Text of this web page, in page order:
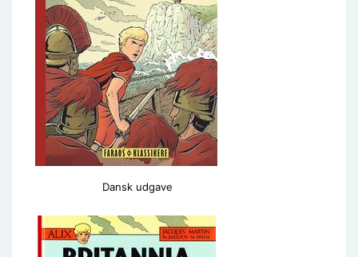
Dansk udgave